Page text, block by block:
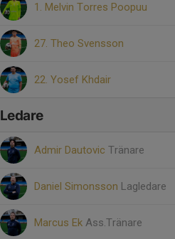
1. Melvin Torres Poopuu
27. Theo Svensson
22. Yosef Khdair
Ledare
Admir Dautovic Tränare
Daniel Simonsson Lagledare
Marcus Ek Ass.Tränare